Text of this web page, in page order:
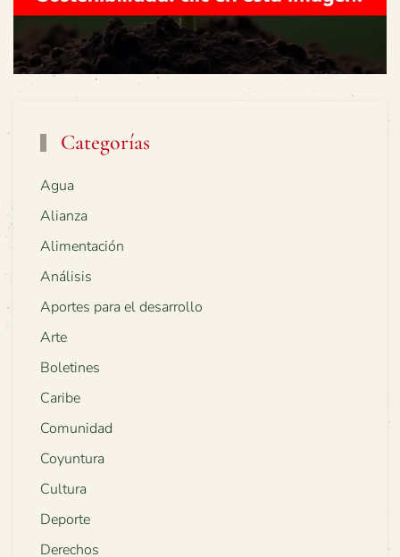
Categorías
Agua
Alianza
Alimentación
Análisis
Aportes para el desarrollo
Arte
Boletines
Caribe
Comunidad
Coyuntura
Cultura
Deporte
Derechos